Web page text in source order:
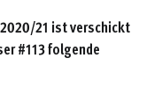
21 ist verschickt
#113 folgende